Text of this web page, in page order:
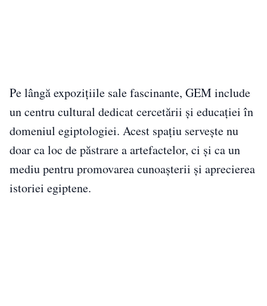
Pe lângă expozițiile sale fascinante, GEM include
un centru cultural dedicat cercetării și educației în
domeniul egiptologiei. Acest spațiu servește nu
doar ca loc de păstrare a artefactelor, ci și ca un
mediu pentru promovarea cunoașterii și aprecierea
istoriei egiptene.